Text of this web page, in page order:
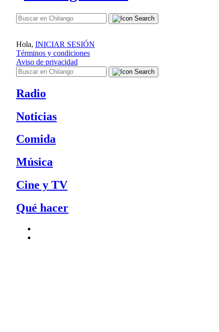
Hola, INICIAR SESIÓN
Términos y condiciones
Aviso de privacidad
Radio
Noticias
Comida
Música
Cine y TV
Qué hacer